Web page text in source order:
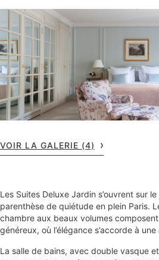
VOIR LA GALERIE (4)
Les Suites Deluxe Jardin s’ouvrent sur
parenthèse de quiétude en plein Paris.
chambre aux beaux volumes
généreux, où l’élégance s’accorde à
La salle de bains, avec double vasque